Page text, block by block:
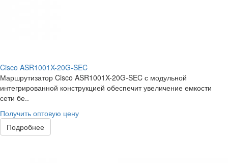
Cisco ASR1001X-20G-SEC
Маршрутизатор Cisco ASR1001X-20G-SEC с модульной
интегрированной конструкцией обеспечит увеличение емкости
сети бе..
Получить оптовую цену
Подробнее